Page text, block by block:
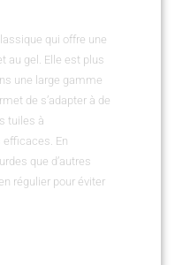
qui offre une
au gel. Elle est plus
une large gamme
de s’adapter à de
tuiles à
En
que d’autres
régulier pour éviter